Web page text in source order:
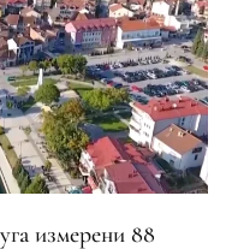
измерени 88